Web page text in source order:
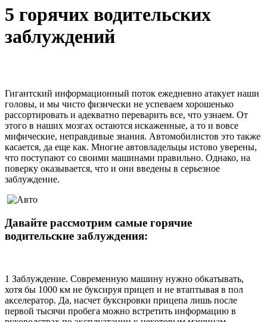
5 горячих водительских
заблуждений
Гигантский информационный поток ежедневно атакует наши
головы, и мы чисто физически не успеваем хорошенько
рассортировать и адекватно переварить все, что узнаем. От
этого в наших мозгах остаются искаженные, а то и вовсе
мифические, неправдивые знания. Автомобилистов это также
касается, да еще как. Многие автовладельцы истово уверены,
что поступают со своими машинами правильно. Однако, на
поверку оказывается, что и они введены в серьезное
заблуждение.
Давайте рассмотрим самые горячие
водительские заблуждения:
1 Заблуждение. Современную машину нужно обкатывать,
хотя бы 1000 км не буксируя прицеп и не втаптывая в пол
акселератор. Да, насчет буксировки прицепа лишь после
первой тысячи пробега можно встретить информацию в